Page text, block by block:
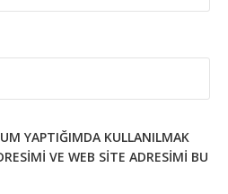
YAPTIĞIMDA KULLANILMAK
VE WEB SITE ADRESIMI BU